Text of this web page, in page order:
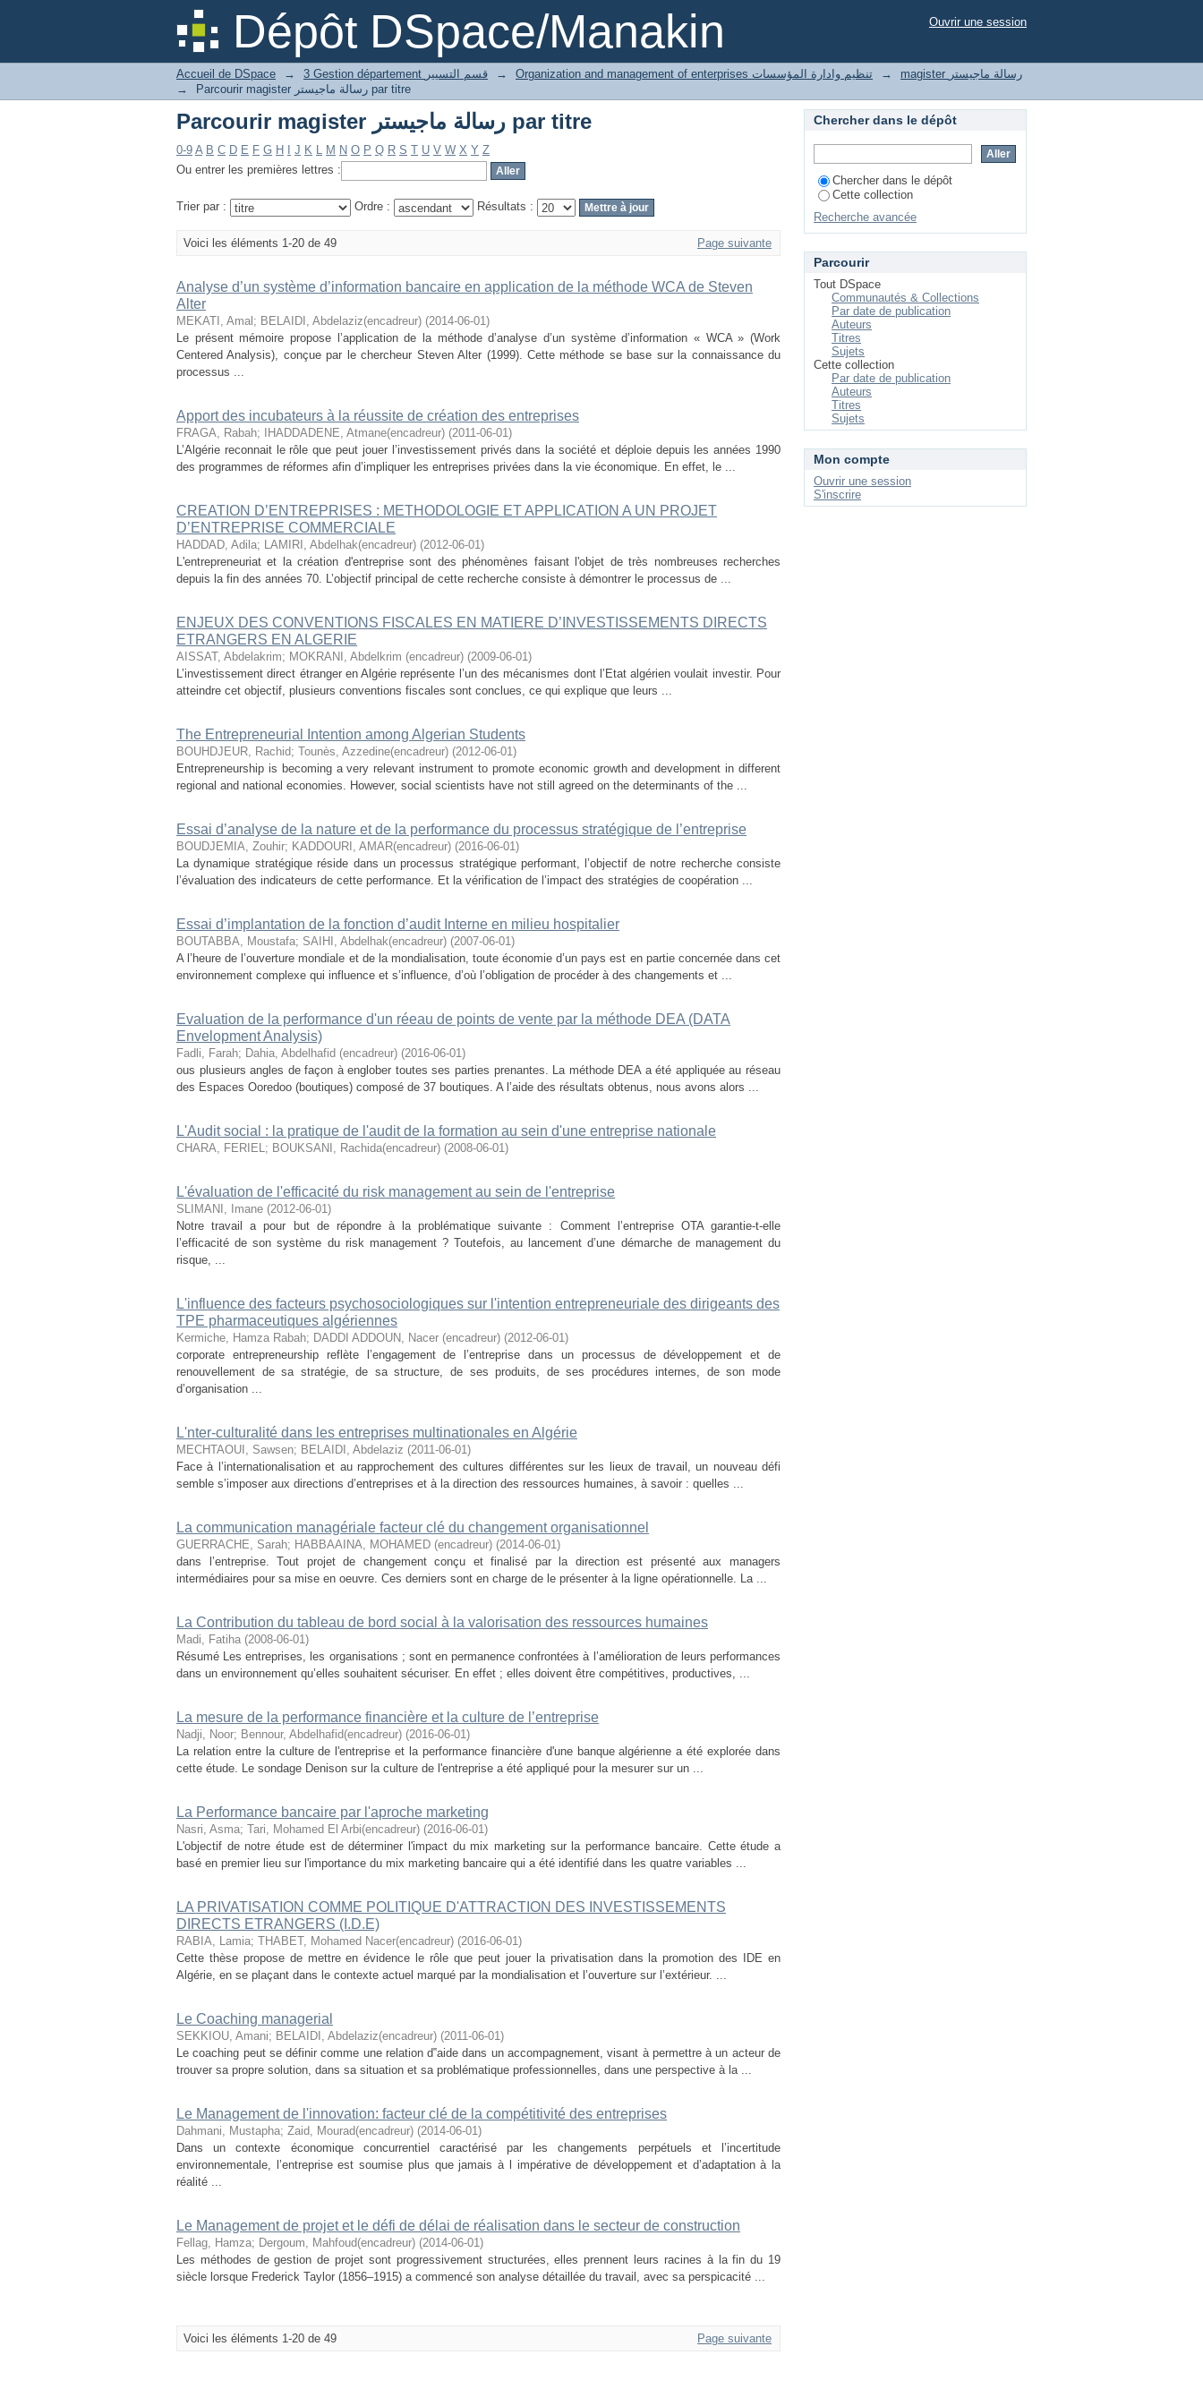
Dépôt DSpace/Manakin
Parcourir magister رسالة ماجيستر par titre Ouvrir une session
Accueil de DSpace → 3 Gestion département قسم التسيير → Organization and management of enterprises تنظيم وادارة المؤسسات →
magister رسالة ماجيستر
→
Parcourir magister رسالة ماجيستر par titre
Parcourir magister رسالة ماجيستر par titre
0-9 A B C D E F G H J K L M N O P Q R S T U V W X Y Z
Ou entrer les premières lettres :
Trier par : Ordre : Résultats :
Voici les éléments 1-20 de 49 Page suivante
Analyse d’un système d’information bancaire en application de la méthode WCA de Steven
Alter
MEKATI, Amal ; BELAIDI, Abdelaziz(encadreur) (2014-06-01)
Le présent mémoire propose l’application de la méthode d’analyse d’un système d’information « WCA » (Work
Centered Analysis), conçue par le chercheur Steven Alter (1999). Cette méthode se base sur la connaissance du
processus ...
Apport des incubateurs à la réussite de création des entreprises
FRAGA, Rabah; IHADDADENE, Atmane(encadreur) (2011-06-01)
L’Algérie reconnait le rôle que peut jouer l’investissement privés dans la société et déploie depuis les années 1990
des programmes de réformes afin d’impliquer les entreprises privées dans la vie économique. En effet, le ...
CREATION D’ENTREPRISES : METHODOLOGIE ET APPLICATION A UN PROJET
D’ENTREPRISE COMMERCIALE
HADDAD, Adila; LAMIRI, Abdelhak(encadreur) (2012-06-01)
L'entrepreneuriat et la création d'entreprise sont des phénomènes faisant l'objet de très nombreuses recherches
depuis la fin des années 70. L’objectif principal de cette recherche consiste à démontrer le processus de ...
ENJEUX DES CONVENTIONS FISCALES EN MATIERE D’INVESTISSEMENTS DIRECTS
ETRANGERS EN ALGERIE
AISSAT, Abdelakrim; MOKRANI, Abdelkrim (encadreur) (2009-06-01)
L’investissement direct étranger en Algérie représente l’un des mécanismes dont l’Etat algérien voulait investir. Pour
atteindre cet objectif, plusieurs conventions fiscales sont conclues, ce qui explique que leurs ...
The Entrepreneurial Intention among Algerian Students
BOUHDJEUR, Rachid; Tounès, Azzedine(encadreur) (2012-06-01)
Entrepreneurship is becoming a very relevant instrument to promote economic growth and development in different
regional and national economies. However, social scientists have not still agreed on the determinants of the ...
Essai d’analyse de la nature et de la performance du processus stratégique de l’entreprise
BOUDJEMIA, Zouhir; KADDOURI, AMAR(encadreur) (2016-06-01)
La dynamique stratégique réside dans un processus stratégique performant, l’objectif de notre recherche consiste
l’évaluation des indicateurs de cette performance. Et la vérification de l’impact des stratégies de coopération ...
Essai d’implantation de la fonction d’audit Interne en milieu hospitalier
BOUTABBA, Moustafa; SAIHI, Abdelhak(encadreur) (2007-06-01)
A l’heure de l’ouverture mondiale et de la mondialisation, toute économie d’un pays est en partie concernée dans cet
environnement complexe qui influence et s’influence, d’où l’obligation de procéder à des changements et ...
Evaluation de la performance d'un réeau de points de vente par la méthode DEA (DATA
Envelopment Analysis)
Fadli, Farah; Dahia, Abdelhafid (encadreur) (2016-06-01)
ous plusieurs angles de façon à englober toutes ses parties prenantes. La méthode DEA a été appliquée au réseau
des Espaces Ooredoo (boutiques) composé de 37 boutiques. A l’aide des résultats obtenus, nous avons alors ...
L'Audit social : la pratique de l'audit de la formation au sein d'une entreprise nationale
CHARA, FERIEL; BOUKSANI, Rachida(encadreur) (2008-06-01)
L'évaluation de l'efficacité du risk management au sein de l'entreprise
SLIMANI, Imane (2012-06-01)
Notre travail a pour but de répondre à la problématique suivante : Comment l’entreprise OTA garantie-t-elle
l’efficacité de son système du risk management ? Toutefois, au lancement d’une démarche de management du
risque, ...
L'influence des facteurs psychosociologiques sur l'intention entrepreneuriale des dirigeants des
TPE pharmaceutiques algériennes
Kermiche, Hamza Rabah; DADDI ADDOUN, Nacer (encadreur) (2012-06-01)
corporate entrepreneurship reflète l’engagement de l’entreprise dans un processus de développement et de
renouvellement de sa stratégie, de sa structure, de ses produits, de ses procédures internes, de son mode
d’organisation ...
L'nter-culturalité dans les entreprises multinationales en Algérie
MECHTAOUI, Sawsen; BELAIDI, Abdelaziz (2011-06-01)
Face à l’internationalisation et au rapprochement des cultures différentes sur les lieux de travail, un nouveau défi
semble s’imposer aux directions d’entreprises et à la direction des ressources humaines, à savoir : quelles ...
La communication managériale facteur clé du changement organisationnel
GUERRACHE, Sarah; HABBAAINA, MOHAMED (encadreur) (2014-06-01)
dans l’entreprise. Tout projet de changement conçu et finalisé par la direction est présenté aux managers
intermédiaires pour sa mise en oeuvre. Ces derniers sont en charge de le présenter à la ligne opérationnelle. La ...
La Contribution du tableau de bord social à la valorisation des ressources humaines
Madi, Fatiha (2008-06-01)
Résumé Les entreprises, les organisations ; sont en permanence confrontées à l’amélioration de leurs performances
dans un environnement qu’elles souhaitent sécuriser. En effet ; elles doivent être compétitives, productives, ...
La mesure de la performance financière et la culture de l’entreprise
Nadji, Noor; Bennour, Abdelhafid(encadreur) (2016-06-01)
La relation entre la culture de l'entreprise et la performance financière d'une banque algérienne a été explorée dans
cette étude. Le sondage Denison sur la culture de l'entreprise a été appliqué pour la mesurer sur un ...
La Performance bancaire par l'aproche marketing
Nasri, Asma; Tari, Mohamed El Arbi(encadreur) (2016-06-01)
L'objectif de notre étude est de déterminer l'impact du mix marketing sur la performance bancaire. Cette étude a
basé en premier lieu sur l'importance du mix marketing bancaire qui a été identifié dans les quatre variables ...
LA PRIVATISATION COMME POLITIQUE D'ATTRACTION DES INVESTISSEMENTS
DIRECTS ETRANGERS (I.D.E)
RABIA, Lamia; THABET, Mohamed Nacer(encadreur) (2016-06-01)
Cette thèse propose de mettre en évidence le rôle que peut jouer la privatisation dans la promotion des IDE en
Algérie, en se plaçant dans le contexte actuel marqué par la mondialisation et l’ouverture sur l’extérieur. ...
Le Coaching managerial
SEKKIOU, Amani; BELAIDI, Abdelaziz(encadreur) (2011-06-01)
Le coaching peut se définir comme une relation d‟aide dans un accompagnement, visant à permettre à un acteur de
trouver sa propre solution, dans sa situation et sa problématique professionnelles, dans une perspective à la ...
Le Management de l'innovation: facteur clé de la compétitivité des entreprises
Dahmani, Mustapha; Zaid, Mourad(encadreur) (2014-06-01)
Dans un contexte économique concurrentiel caractérisé par les changements perpétuels et l’incertitude
environnementale, l’entreprise est soumise plus que jamais à l impérative de développement et d’adaptation à la
réalité ...
Le Management de projet et le défi de délai de réalisation dans le secteur de construction
Fellag, Hamza; Dergoum, Mahfoud(encadreur) (2014-06-01)
Les méthodes de gestion de projet sont progressivement structurées, elles prennent leurs racines à la fin du 19
siècle lorsque Frederick Taylor (1856–1915) a commencé son analyse détaillée du travail, avec sa perspicacité ...
Voici les éléments 1-20 de 49 Page suivante
Chercher dans le dépôt
Chercher dans le dépôt
Cette collection
Recherche avancée
Parcourir
Tout DSpace
Communautés & Collections
Par date de publication
Auteurs
Titres
Sujets
Cette collection
Par date de publication
Auteurs
Titres
Sujets
Mon compte
Ouvrir une session
S'inscrire